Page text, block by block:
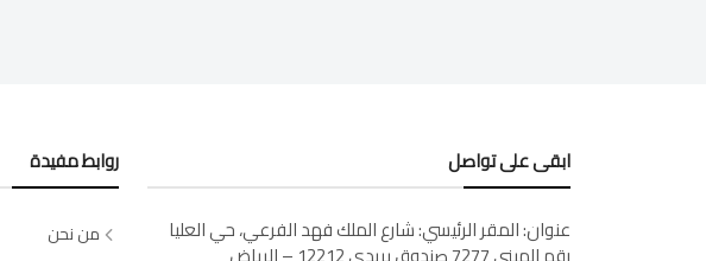
ابقى على تواصل
عنوان:المقر الرئيسي: شارع الملك فهد الفرعي، حي العليا
روابط مفيدة
من نحن